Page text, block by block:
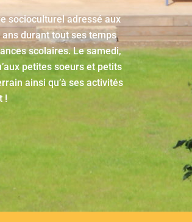
socioculturel adressé aux
durant tout ses temps
scolaires. Le samedi,
petites soeurs et petits
ainsi qu’à ses activités
!